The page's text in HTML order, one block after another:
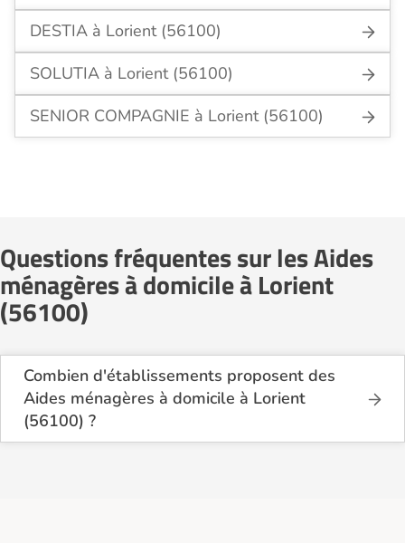
DESTIA à Lorient (56100)
SOLUTIA à Lorient (56100)
SENIOR COMPAGNIE à Lorient (56100)
Questions fréquentes sur les Aides
ménagères à domicile à Lorient
(56100)
Combien d'établissements proposent des
Aides ménagères à domicile à Lorient
(56100) ?
Sur le site Logement-seniors.com, on recense